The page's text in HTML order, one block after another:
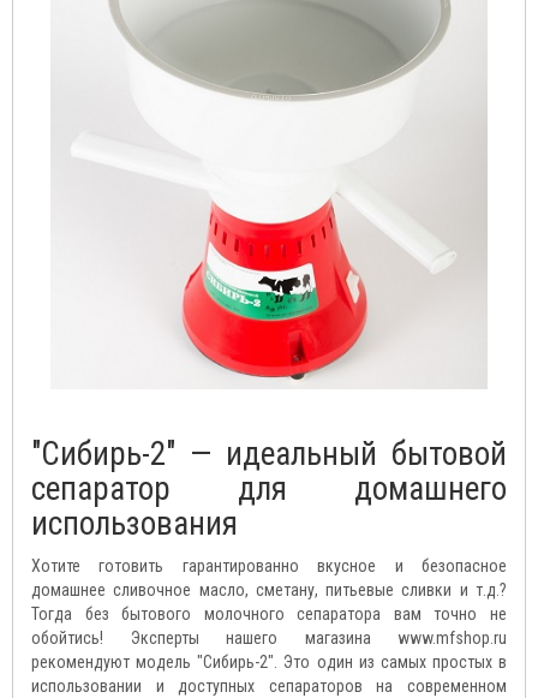
"Сибирь-2" — идеальный бытовой
сепаратор для домашнего
использования
Хотите готовить гарантированно вкусное и безопасное
домашнее сливочное масло, сметану, питьевые сливки и т.д.?
Тогда без бытового молочного сепаратора вам точно не
обойтись! Эксперты нашего магазина www.mfshop.ru
рекомендуют модель "Сибирь-2". Это один из самых простых в
использовании и доступных сепараторов на современном